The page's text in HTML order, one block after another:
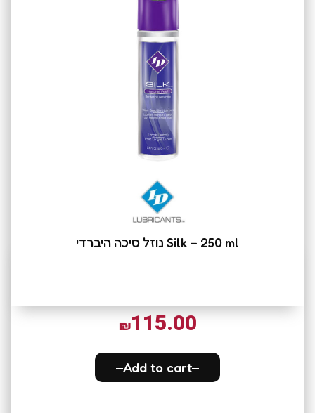
Silk – 250 ml נוזל סיכה היברדי
₪115.00
Add to cart